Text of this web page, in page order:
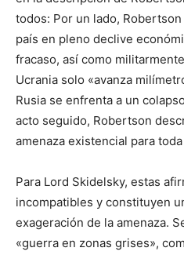
todos: Por un lado,
país en pleno declive
fracaso, así como
Ucrania solo «avanza
Rusia se enfrenta a un
acto seguido, Robertson
amenaza existencial para
Para Lord Skidelsky, estas
incompatibles y constituyen
exageración de la amenaza.
«guerra en zonas grises»,